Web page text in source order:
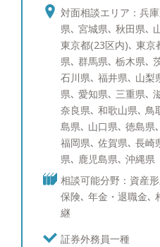
裕層のご相談者様にもさ
存じます。 一方でその
与・相続を含めた資産承
に大きく分けられるかと
ついて海外を含めて経験
ました。 すでにアドバ
様も、これからご検討さ
けるサービスをご提供
産運用：ポートフォリオ
み】 ポートフォリオ分析
いう機関投資家含めたプ
報端末を使い、サービス
運用のスキルは三菱UFJ
磨かれ、シンガポールへ
海外の最新情報を収集し
対面相談エリア：兵
県､ 宮城県､ 秋田県､
東京都(23区内)､ 東京
県､ 群馬県､ 栃木県､
石川県､ 福井県､ 山梨
県､ 愛知県､ 三重県､
奈良県､ 和歌山県､ 鳥
島県､ 山口県､ 徳島県
福岡県､ 佐賀県､ 長崎
県､ 鹿児島県､ 沖縄県
相談可能分野：資産
保険､ 年金・退職金､
継
証券外務員一種